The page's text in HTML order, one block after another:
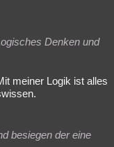
Denken und
meiner Logik ist alles
besiegen der eine